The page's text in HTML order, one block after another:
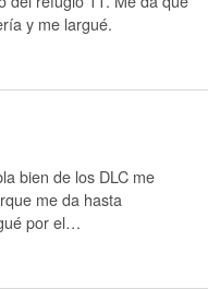
y me largué.
bien de los DLC me
me da hasta
por el…